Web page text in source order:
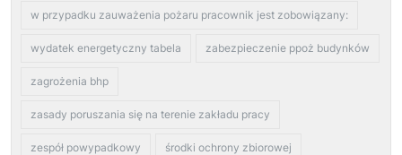
w przypadku zauważenia pożaru pracownik jest zobowiązany:
wydatek energetyczny tabela zabezpieczenie ppoż budynków
zagrożenia bhp
zasady poruszania się na terenie zakładu pracy
zespół powypadkowy środki ochrony zbiorowej